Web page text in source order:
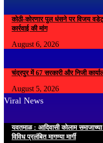
कोठी-कोरणार पुल धंसने पर विजय
कार्रवाई की मांग
August 6, 2026
चंद्रपुर में 67 सरकारी और निजी
August 5, 2026
Viral News
यवतमाळ : आदिवासी कोलाम
विविध प्रलंबित मागण्या मार्गी